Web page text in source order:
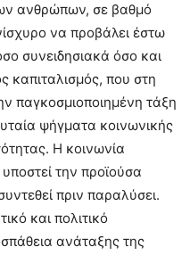
ανθρώπων, σε βαθμό
να προβάλει έστω
συνειδησιακά όσο και
καπιταλισμός, που στη
παγκοσμιοποιημένη τάξη
ψήγματα κοινωνικής
Η κοινωνία
την προϊούσα
πριν παραλύσει.
και πολιτικό
ανάταξης της